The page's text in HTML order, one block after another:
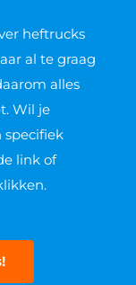
heftrucks
al te graag
alles
Wil je
specifiek
link of